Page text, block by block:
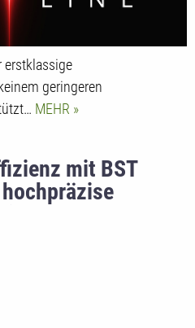
erstklassige
geringeren
MEHR
mit BST